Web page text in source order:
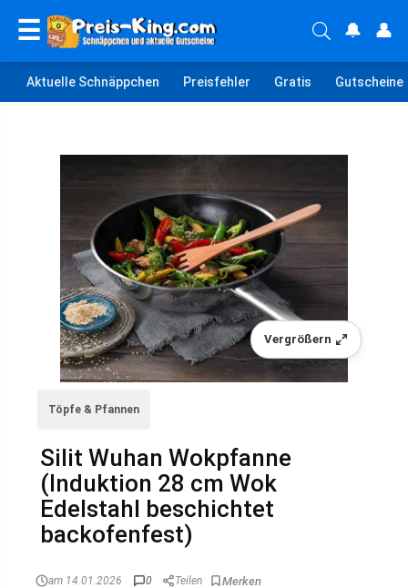
☰ 🔔 👤
Aktuelle Schnäppchen Preisfehler Gratis Gutscheine
Vergrößern
Töpfe & Pfannen
Silit Wuhan Wokpfanne
(Induktion 28 cm Wok
Edelstahl beschichtet
backofenfest)
am 14.01.2026 0 Teilen